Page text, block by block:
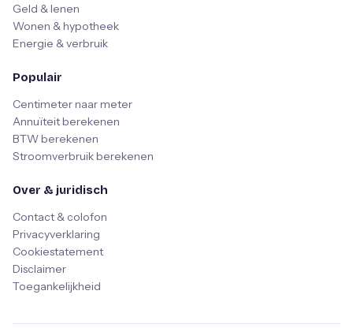
Geld & lenen
Wonen & hypotheek
Energie & verbruik
Populair
Centimeter naar meter
Annuïteit berekenen
BTW berekenen
Stroomverbruik berekenen
Over & juridisch
Contact & colofon
Privacyverklaring
Cookiestatement
Disclaimer
Toegankelijkheid